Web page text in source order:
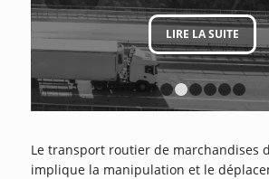
LIRE LA SUITE
1
Le transport routier de marchandises
implique la manipulation et le